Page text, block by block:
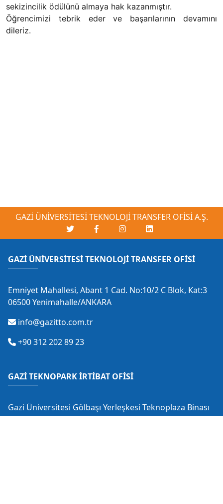
sekizincilik ödülünü almaya hak kazanmıştır.
Öğrencimizi tebrik eder ve başarılarının devamını
dileriz.
GAZİ ÜNİVERSİTESİ TEKNOLOJİ TRANSFER OFİSİ A.Ş.
GAZİ ÜNİVERSİTESİ TEKNOLOJİ TRANSFER OFİSİ
Emniyet Mahallesi, Abant 1 Cad. No:10/2 C Blok, Kat:3
06500 Yenimahalle/ANKARA
info@gazitto.com.tr
+90 312 202 89 23
GAZİ TEKNOPARK İRTİBAT OFİSİ
Gazi Üniversitesi Gölbaşı Yerleşkesi Teknoplaza Binası
Gölbaşı/ANKARA